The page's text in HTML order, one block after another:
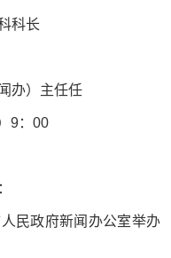
科长
办）主任任
9：00
民政府新闻办公室举办